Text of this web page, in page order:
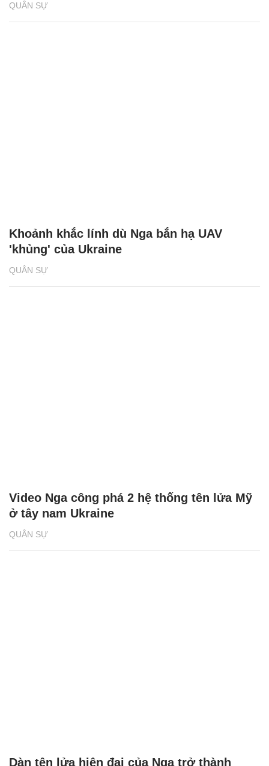
QUÂN SỰ
QUÂN SỰ
Khoảnh khắc lính dù Nga bắn hạ UAV
'khủng' của Ukraine
QUÂN SỰ
Video Nga công phá 2 hệ thống tên lửa Mỹ
ở tây nam Ukraine
Dàn tên lửa hiện đại của Nga trở thành